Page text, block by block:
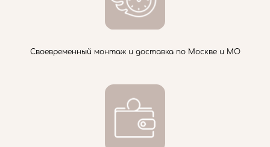
Своевременный монтаж и доставка по Москве и МО